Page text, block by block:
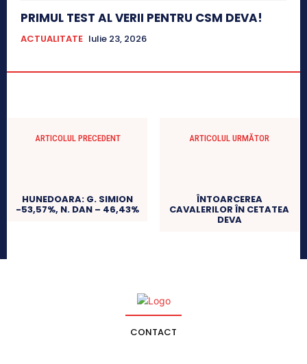
PRIMUL TEST AL VERII PENTRU CSM DEVA!
ACTUALITATE Iulie 23, 2026
ARTICOLUL PRECEDENT
HUNEDOARA: G. SIMION
-53,57%, N. DAN – 46,43%
ARTICOLUL URMĂTOR
ÎNTOARCEREA
CAVALERILOR ÎN CETATEA
DEVA
CONTACT